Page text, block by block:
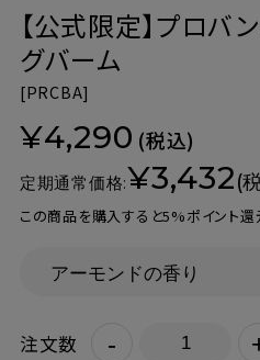
【公式限定】プロバ
グバーム
[PRCBA]
¥4,290 (税込)
定期通常価格:¥3,432(
この商品を購入すると5%ポイント還
注文数 -